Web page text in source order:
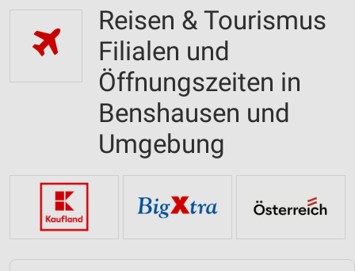
Reisen & Tourismus
Filialen und
Öffnungszeiten in
Benshausen und
Umgebung